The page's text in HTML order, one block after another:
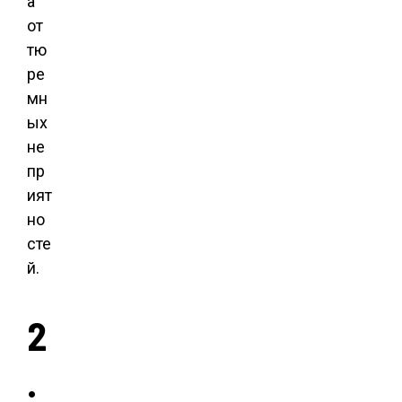
от
тю
ре
мн
ых
не
пр
ият
но
сте
й.
2
.